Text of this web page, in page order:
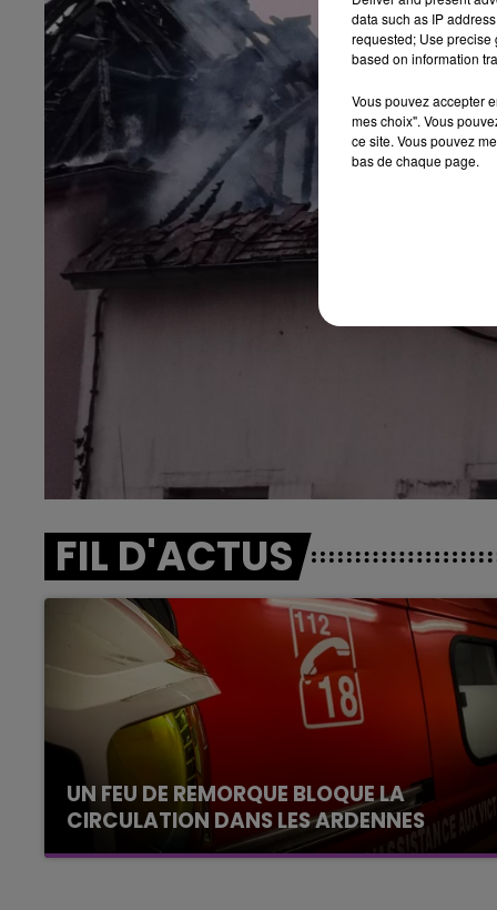
FIL D'ACTUS
UN FEU DE REMORQUE BLOQUE LA
CIRCULATION DANS LES ARDENNES
Un feu de remorque s'est déclaré ce mercredi
14h00 - 15h00
La Radio Pop
data such as IP
requested; Use precise
based on information
Vous pouvez accepter
mes choix". Vous
ce site. Vous pouvez
bas de chaque page.